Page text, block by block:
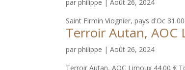
parphilippe |Août 26, 2024
Saint Firmin Viognier, pays d'Oc
Terroir Autan, AOC
parphilippe |Août 26, 2024
Terroir Autan, AOC Limoux 44.00 €